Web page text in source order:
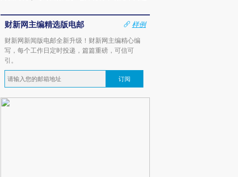
财新网主编精选版电邮
样例
财新网新闻版电邮全新升级！财新网主编精心编
写，每个工作日定时投递，篇篇重磅，可信可
引。
订阅